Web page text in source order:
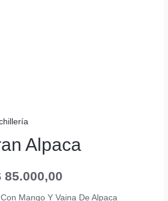
Alpaca
85.000,00
Mango Y Vaina De Alpaca